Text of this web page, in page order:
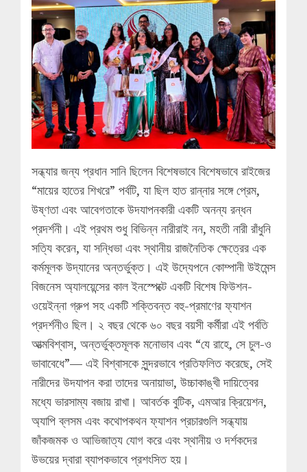
সন্ধ্যার জন্য প্রধান সানি ছিলেন বিশেষভাবে বিশেষভাবে রাইজের
“মায়ের হাতের শিখরে” পর্বটি, যা ছিল হাত রান্নার সঙ্গে প্রেম,
উষ্ণতা এবং আবেগতাকে উদযাপনকারী একটি অনন্য রন্ধন
প্রদর্শনী। এই প্রথম শুধু বিভিন্ন নারীরাই নন, মহতী নারী রাঁধুনি
সত্যি করেন, যা সন্ধিভা এবং স্থানীয় রাজনৈতিক ক্ষেত্রের এক
কর্মমূলক উদ্যানের অন্তর্ভুক্ত। এই উদ্যেপনে কোম্পানী উইমেন্স
বিজনেস অ্যালয়েন্সের কাল ইনস্পেক্টে একটি বিশেষ ফিউশন-
ওয়েইন্না গ্রুপ সহ একটি শক্তিবন্ত বহু-প্রমাণের ফ্যাশন
প্রদর্শনীও ছিল। ২ বছর থেকে ৬০ বছর বয়সী কর্মীরা এই পর্বতি
আত্মবিশ্বাস, অন্তর্ভুক্তমূলক মনোভাব এবং “যে রাহে, সে চুল-ও
ভাবাবেধে”— এই বিশ্বাসকে সুন্দরভাবে প্রতিফলিত করেছে, সেই
নারীদের উদযাপন করা তাদের অনায়াভা, উচ্চাকাঙ্খী দায়িত্বের
মধ্যে ভারসাম্য বজায় রাখা। আবর্তক বুটিক, এমআর ক্রিয়েশন,
অ্যাপি ব্লসম এবং কথোপকথন ফ্যাশন প্রচারগুলি সন্ধ্যায়
জাঁকজমক ও আভিজাত্য যোগ করে এবং স্থানীয় ও দর্শকদের
উভয়ের দ্বারা ব্যাপকভাবে প্রশংসিত হয়।